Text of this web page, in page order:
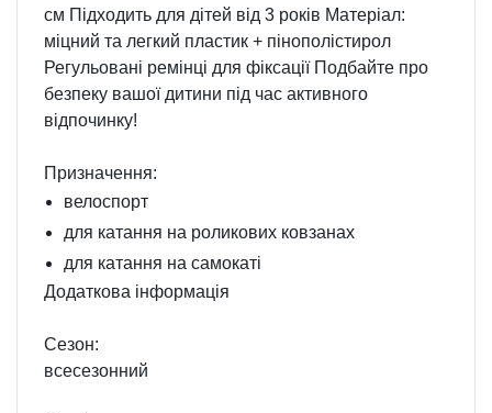
см Підходить для дітей від 3 років Матеріал:
міцний та легкий пластик + пінополістирол
Регульовані ремінці для фіксації Подбайте про
безпеку вашої дитини під час активного
відпочинку!
Призначення:
велоспорт
для катання на роликових ковзанах
для катання на самокаті
Додаткова інформація
Сезон:
всесезонний